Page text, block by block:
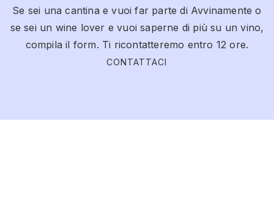
Se sei una cantina e vuoi far parte di Avvinamente o
se sei un wine lover e vuoi saperne di più su un vino,
compila il form. Ti ricontatteremo entro 12 ore.
CONTATTACI